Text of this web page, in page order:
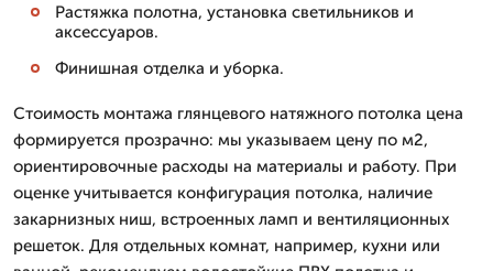
Растяжка полотна, установка светильников и
аксессуаров.
Финишная отделка и уборка.
Стоимость монтажа глянцевого натяжного потолка цена
формируется прозрачно: мы указываем цену по м2,
ориентировочные расходы на материалы и работу. При
оценке учитывается конфигурация потолка, наличие
закарнизных ниш, встроенных ламп и вентиляционных
решеток. Для отдельных комнат, например, кухни или